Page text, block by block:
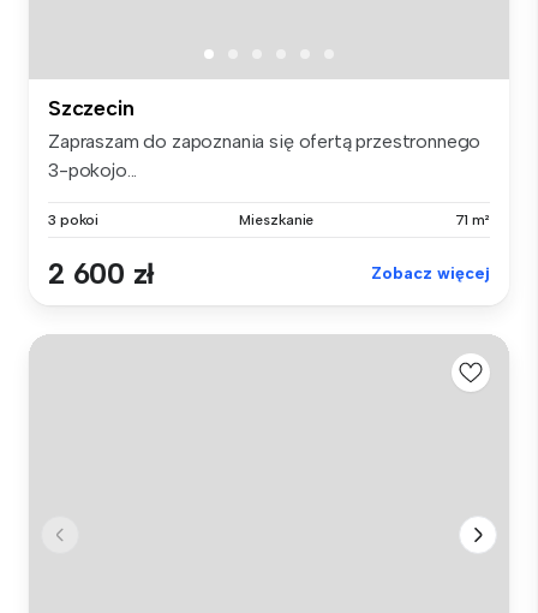
Szczecin
Zapraszam do zapoznania się ofertą przestronnego
3-pokojo...
3 pokoi Mieszkanie 71 m²
2 600 zł Zobacz więcej